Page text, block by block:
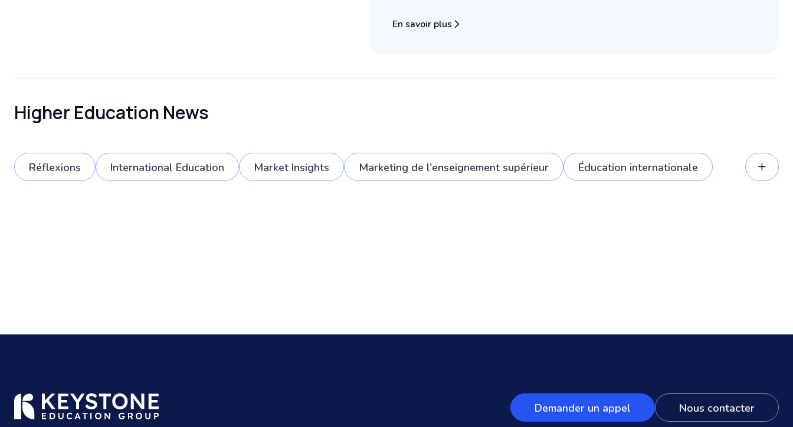
En savoir plus
Higher Education News
Réflexions International Education Market Insights Marketing de l'enseignement supérieur Éducation internationale +
Demander un appel Nous contacter